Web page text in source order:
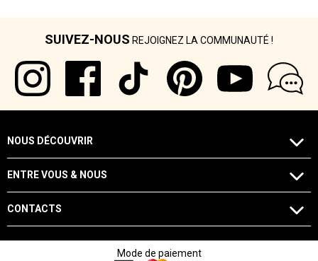
SUIVEZ-NOUS REJOIGNEZ LA COMMUNAUTÉ !
NOUS DÉCOUVRIR
ENTRE VOUS & NOUS
CONTACTS
Mode de paiement